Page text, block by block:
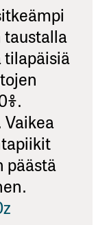
taustalla
tilapäisiä
Vaikea
päästä